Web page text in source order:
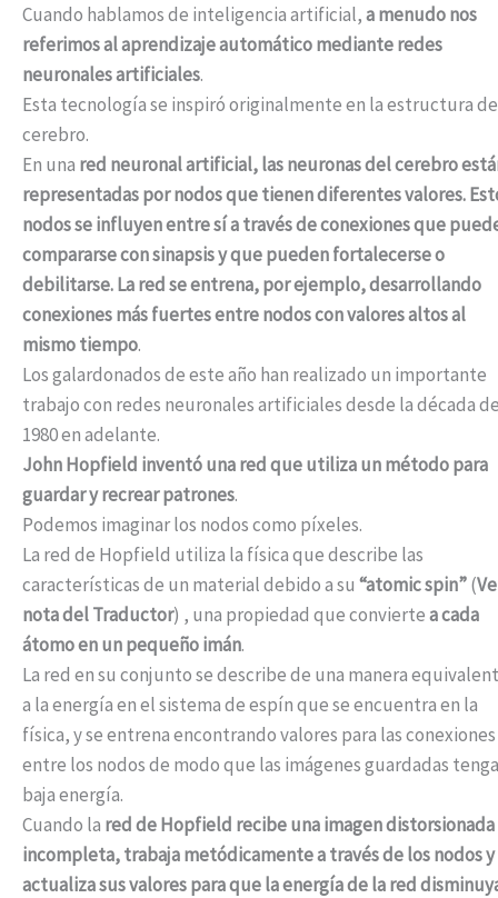
Cuando hablamos de inteligencia artificial,a menudo nos
referimos al aprendizaje automático mediante redes
neuronales artificiales.
Esta tecnología se inspiró originalmente en la estructura
cerebro.
En una red neuronal artificial, las neuronas del cerebro
representadas por nodos que tienen diferentes valores.
nodos se influyen entre sí a través de conexiones que
compararse con sinapsis y que pueden fortalecerse o
debilitarse. La red se entrena, por ejemplo, desarrollando
conexiones más fuertes entre nodos con valores altos al
mismo tiempo.
Los galardonados de este año han realizado un importante
trabajo con redes neuronales artificiales desde la década
1980 en adelante.
John Hopfield inventó una red que utiliza un método para
guardar y recrear patrones.
Podemos imaginar los nodos como píxeles.
La red de Hopfield utiliza la física que describe las
características de un material debido a su “atomic spin”(
nota del Traductor) , una propiedad que conviertea cada
átomo en un pequeño imán.
La red en su conjunto se describe de una manera
a la energía en el sistema de espín que se encuentra en la
física, y se entrena encontrando valores para las conexiones
entre los nodos de modo que las imágenes guardadas
baja energía.
Cuando la red de Hopfield recibe una imagen distorsionada
incompleta, trabaja metódicamente a través de los nodos y
actualiza sus valores para que la energía de la red